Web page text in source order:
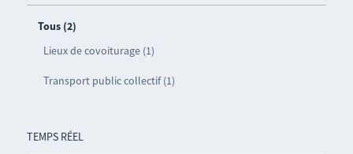
Tous (2)
Lieux de covoiturage (1)
Transport public collectif (1)
TEMPS RÉEL